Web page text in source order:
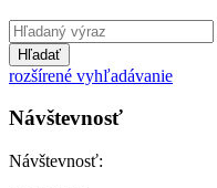
Hľadať
rozšírené vyhľadávanie
Návštevnosť
Návštevnosť: